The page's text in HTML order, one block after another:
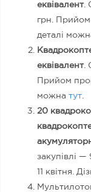
еквівалент.
грн. Прийом
деталі
еквівалент.
Прийом
можна тут
20
закупівлі
11 квітня.